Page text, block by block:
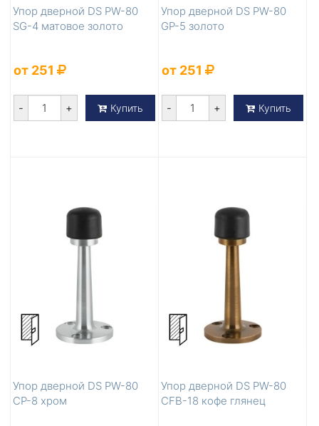
Упор дверной DS PW-80
SG-4 матовое золото
от 251
- + Купить
Упор дверной DS PW-80
GP-5 золото
от 251
- + Купить
Упор дверной DS PW-80
CP-8 хром
Упор дверной DS PW-80
CFB-18 кофе глянец